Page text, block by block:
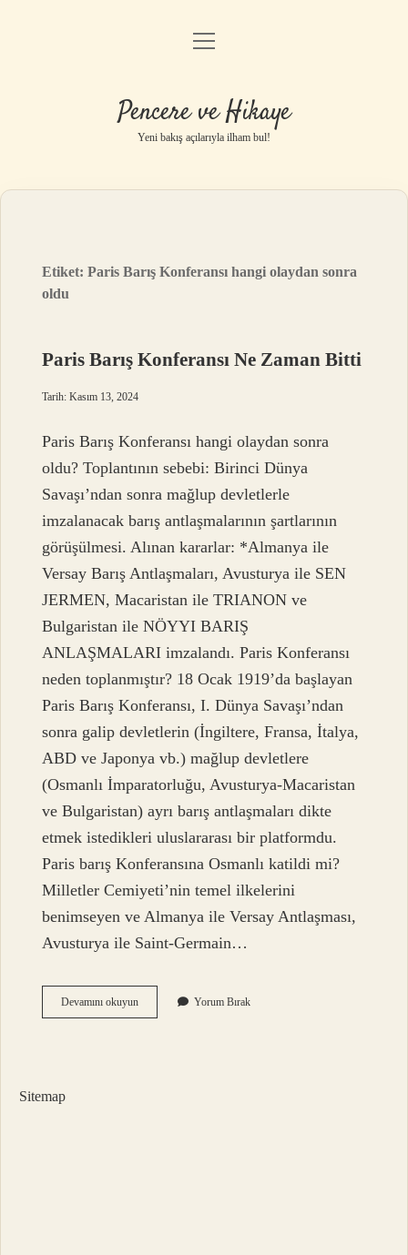
Anasayfa
Yasal Uyarı
menüyü
Pencere ve Hikaye
Yeni bakış açılarıyla ilham bul!
Etiket:Paris Barış Konferansı hangi olaydan sonra
oldu
Paris Barış Konferansı Ne Zaman Bitti
Tarih: Kasım 13, 2024
Paris Barış Konferansı hangi olaydan sonra
oldu? Toplantının sebebi: Birinci Dünya
Savaşı’ndan sonra mağlup devletlerle
imzalanacak barış antlaşmalarının şartlarının
görüşülmesi. Alınan kararlar: *Almanya ile
Versay Barış Antlaşmaları, Avusturya ile SEN
JERMEN, Macaristan ile TRIANON ve
Bulgaristan ile NÖYYI BARIŞ
ANLAŞMALARI imzalandı. Paris Konferansı
neden toplanmıştır? 18 Ocak 1919’da başlayan
Paris Barış Konferansı, I. Dünya Savaşı’ndan
sonra galip devletlerin (İngiltere, Fransa, İtalya,
ABD ve Japonya vb.) mağlup devletlere
(Osmanlı İmparatorluğu, Avusturya-Macaristan
ve Bulgaristan) ayrı barış antlaşmaları dikte
etmek istedikleri uluslararası bir platformdu.
Paris barış Konferansına Osmanlı katildi mi?
Milletler Cemiyeti’nin temel ilkelerini
benimseyen ve Almanya ile Versay Antlaşması,
Avusturya ile Saint-Germain…
Devamını okuyunParis
Barış
Yorum Bırak
Sitemap